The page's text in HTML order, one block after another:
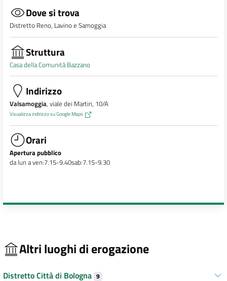
Dove si trova
Distretto Reno, Lavino e Samoggia
Struttura
Casa della Comunità Bazzano
Indirizzo
Valsamoggia, viale dei Martiri, 10/A
Visualizza indirizzo su Google Maps
Orari
Apertura pubblico
da lun a ven:7.15-9.40sab:7.15-9.30
Altri luoghi di erogazione
Distretto Città di Bologna 9